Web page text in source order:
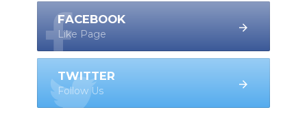
FACEBOOK
Like Page
TWITTER
Follow Us